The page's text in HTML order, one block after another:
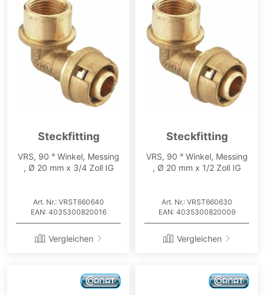
Steckfitting
VRS, 90 ° Winkel, Messing
, Ø 20 mm x 3/4 Zoll IG
Art. Nr.: VRST660640
EAN: 4035300820016
Vergleichen
Steckfitting
VRS, 90 ° Winkel, Messing
, Ø 20 mm x 1/2 Zoll IG
Art. Nr.: VRST660630
EAN: 4035300820009
Vergleichen